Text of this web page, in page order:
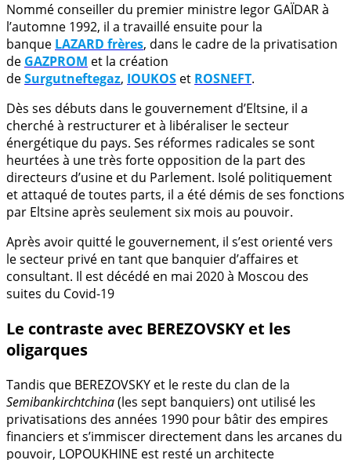
Nommé conseiller du premier ministre Iegor GAÏDAR à
l’automne 1992, il a travaillé ensuite pour la
banque LAZARD frères, dans le cadre de la privatisation
de GAZPROM et la création
deSurgutneftegaz, IOUKOS et ROSNEFT.
Dès ses débuts dans le gouvernement d’Eltsine, il a
cherché à restructurer et à libéraliser le secteur
énergétique du pays. Ses réformes radicales se sont
heurtées à une très forte opposition de la part des
directeurs d’usine et du Parlement. Isolé politiquement
et attaqué de toutes parts, il a été démis de ses fonctions
par Eltsine après seulement six mois au pouvoir.
Après avoir quitté le gouvernement, il s’est orienté vers
le secteur privé en tant que banquier d’affaires et
consultant. Il est décédé en mai 2020 à Moscou des
suites du Covid-19
Le contraste avec BEREZOVSKY et les
oligarques
Tandis que BEREZOVSKY et le reste du clan de la
Semibankirchtchina(les sept banquiers) ont utilisé les
privatisations des années 1990 pour bâtir des empires
financiers et s’immiscer directement dans les arcanes du
pouvoir, LOPOUKHINE est resté un architecte